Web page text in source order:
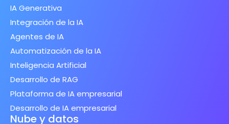
IA Generativa
Integración de la IA
Agentes de IA
Automatización de la IA
Inteligencia Artificial
Desarrollo de RAG
Plataforma de IA empresarial
Desarrollo de IA empresarial
Nube y datos